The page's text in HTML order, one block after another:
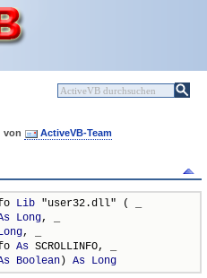
von ActiveVB-Team
Lib "user32.dll" ( _
Long, _
, _
As SCROLLINFO, _
Boolean) As Long